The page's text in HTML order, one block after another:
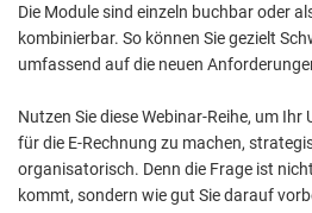
Die Module sind einzeln buchbar oder
kombinierbar. So können Sie gezielt
umfassend auf die neuen
Nutzen Sie diese Webinar-Reihe, um
für die E-Rechnung zu machen,
organisatorisch. Denn die Frage ist
kommt, sondern wie gut Sie darauf